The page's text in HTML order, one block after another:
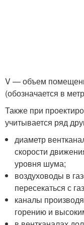
V — объем
(обозначается в
Также при
учитывается ряд
диаметр
скорости
уровня шума;
воздуховоды в
пересекаться с
каналы
горению и